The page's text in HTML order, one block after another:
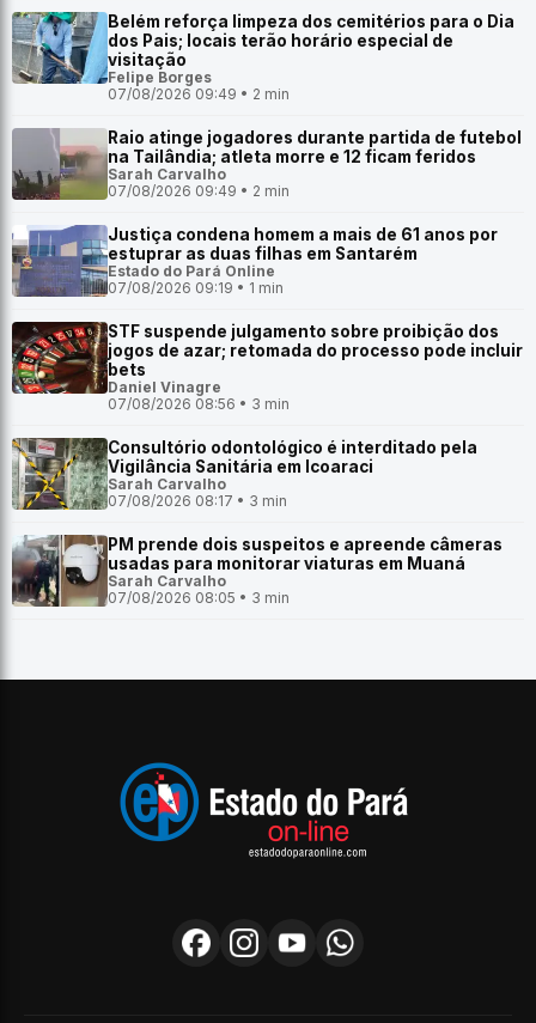
Belém reforça limpeza dos cemitérios para o Dia
dos Pais; locais terão horário especial de
visitação
Felipe Borges
07/08/2026 09:49 • 2 min
Raio atinge jogadores durante partida de futebol
na Tailândia; atleta morre e 12 ficam feridos
Sarah Carvalho
07/08/2026 09:49 • 2 min
Justiça condena homem a mais de 61 anos por
estuprar as duas filhas em Santarém
Estado do Pará Online
07/08/2026 09:19 • 1 min
STF suspende julgamento sobre proibição dos
jogos de azar; retomada do processo pode incluir
bets
Daniel Vinagre
07/08/2026 08:56 • 3 min
Consultório odontológico é interditado pela
Vigilância Sanitária em Icoaraci
Sarah Carvalho
07/08/2026 08:17 • 3 min
PM prende dois suspeitos e apreende câmeras
usadas para monitorar viaturas em Muaná
Sarah Carvalho
07/08/2026 08:05 • 3 min